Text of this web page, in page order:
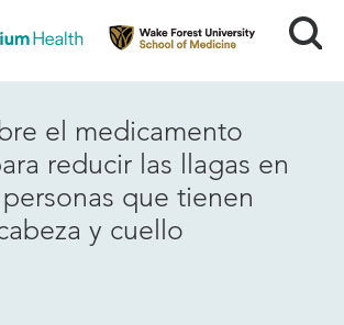
Search
el medicamento
reducir las llagas en
que tienen
y cuello